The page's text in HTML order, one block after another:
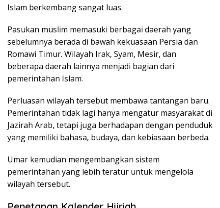
Islam berkembang sangat luas.
Pasukan muslim memasuki berbagai daerah yang
sebelumnya berada di bawah kekuasaan Persia dan
Romawi Timur. Wilayah Irak, Syam, Mesir, dan
beberapa daerah lainnya menjadi bagian dari
pemerintahan Islam.
Perluasan wilayah tersebut membawa tantangan baru.
Pemerintahan tidak lagi hanya mengatur masyarakat di
Jazirah Arab, tetapi juga berhadapan dengan penduduk
yang memiliki bahasa, budaya, dan kebiasaan berbeda.
Umar kemudian mengembangkan sistem
pemerintahan yang lebih teratur untuk mengelola
wilayah tersebut.